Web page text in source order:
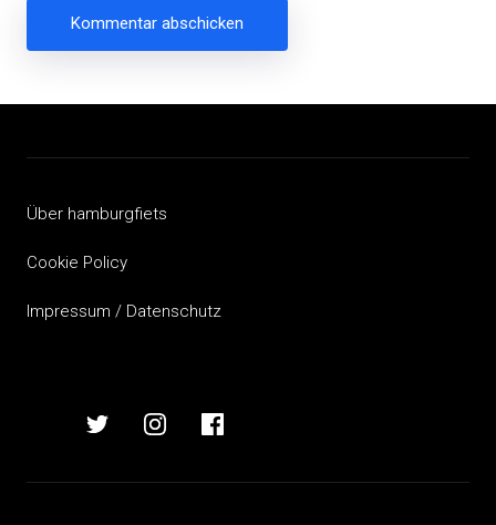
Über hamburgfiets
Cookie Policy
Impressum / Datenschutz
hamburgfietshamburgfiets
auf
hamburgfiets
auf
hamburgfiets
auf